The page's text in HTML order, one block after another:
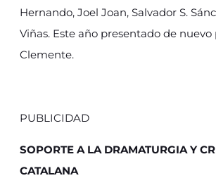
Hernando, Joel Joan, Salvador S.
Viñas. Este año presentado de nuevo
Clemente.
PUBLICIDAD
SOPORTE A LA DRAMATURGIA Y
CATALANA